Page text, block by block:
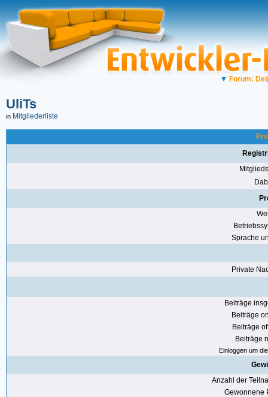
▼ Forum:
UliTs
in Mitgliederliste
Sprache
Private
Beiträge
Beiträge
Beiträge
Beiträge
Einloggen um
Anzahl der
Gewonnene